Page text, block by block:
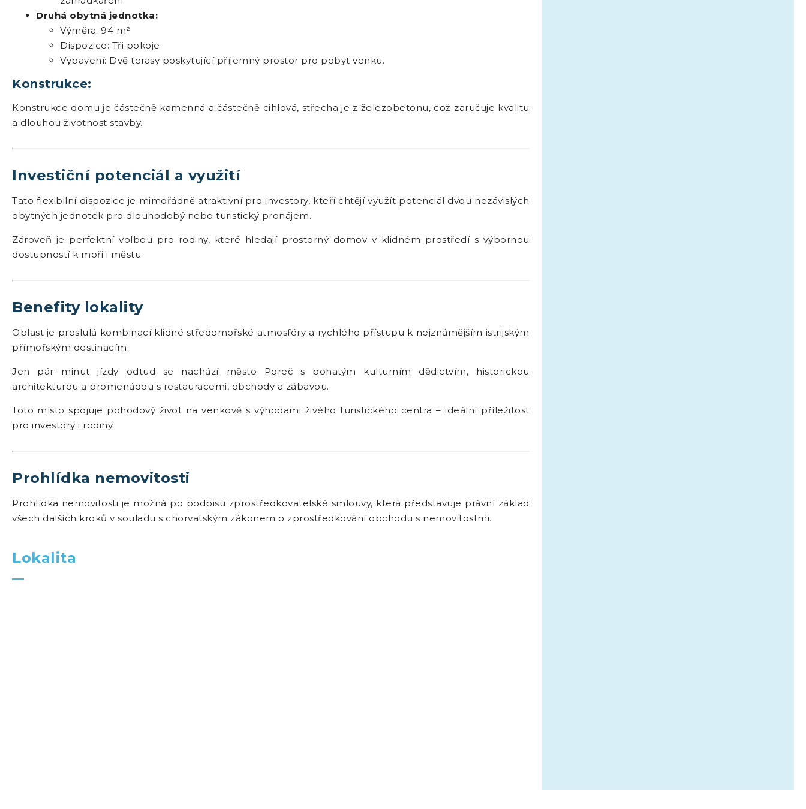
Druhá obytná jednotka:
Výměra: 94 m²
Dispozice: Tři pokoje
Vybavení: Dvě terasy poskytující příjemný prostor pro pobyt venku.
Konstrukce:
Konstrukce domu je částečně kamenná a částečně cihlová, střecha je z železobetonu, což zaručuje kvalitu
a dlouhou životnost stavby.
Investiční potenciál a využití
Tato flexibilní dispozice je mimořádně atraktivní pro investory, kteří chtějí využít potenciál dvou nezávislých
obytných jednotek pro dlouhodobý nebo turistický pronájem.
Zároveň je perfektní volbou pro rodiny, které hledají prostorný domov v klidném prostředí s výbornou
dostupností k moři i městu.
Benefity lokality
Oblast je proslulá kombinací klidné středomořské atmosféry a rychlého přístupu k nejznámějším istrijským
přímořským destinacím.
Jen pár minut jízdy odtud se nachází město Poreč s bohatým kulturním dědictvím, historickou
architekturou a promenádou s restauracemi, obchody a zábavou.
Toto místo spojuje pohodový život na venkově s výhodami živého turistického centra – ideální příležitost
pro investory i rodiny.
Prohlídka nemovitosti
Prohlídka nemovitosti je možná po podpisu zprostředkovatelské smlouvy, která představuje právní základ
všech dalších kroků v souladu s chorvatským zákonem o zprostředkování obchodu s nemovitostmi.
Lokalita